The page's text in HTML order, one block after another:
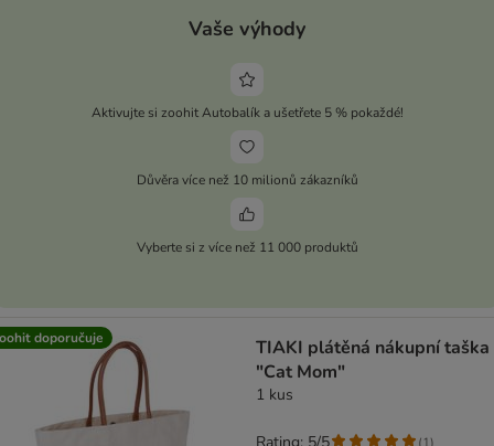
Vaše výhody
Aktivujte si zoohit Autobalík a ušetřete 5 % pokaždé!
Důvěra více než 10 milionů zákazníků
Vyberte si z více než 11 000 produktů
doporučuje
TIAKI plátěná nákupní taška
"Cat Mom"
1 kus
(1)